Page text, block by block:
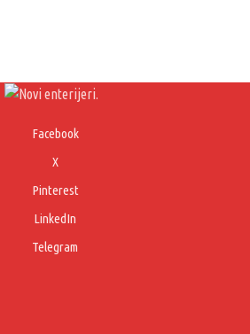
Facebook
X
Pinterest
LinkedIn
Telegram